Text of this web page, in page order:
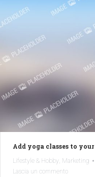
Add yoga classes to
Lifestyle & Hobby, Marketing
Lascia un commento